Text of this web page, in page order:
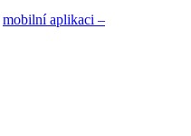
mobilní aplikaci –